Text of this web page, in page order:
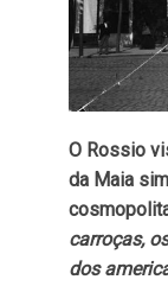
O Rossio
da Maia
carroças,
dos